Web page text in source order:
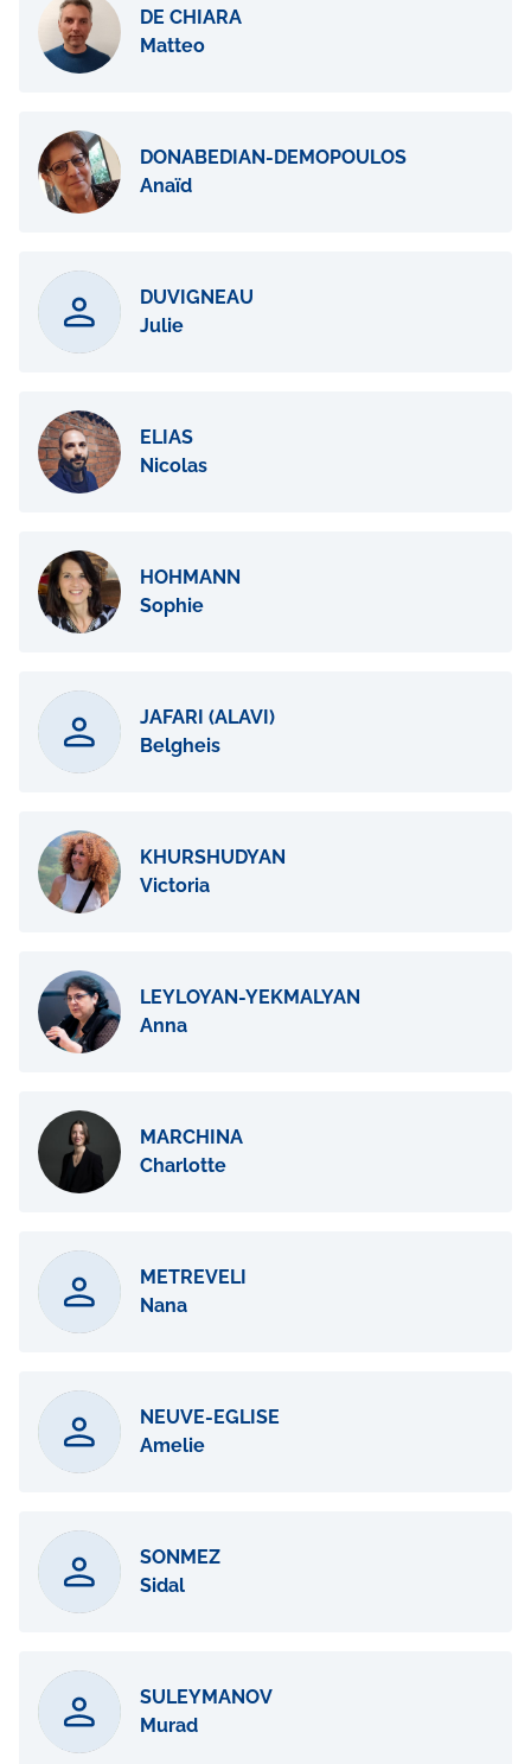
DE CHIARA
Matteo
DONABEDIAN-DEMOPOULOS
Anaïd
DUVIGNEAU
Julie
ELIAS
Nicolas
HOHMANN
Sophie
JAFARI (ALAVI)
Belgheis
KHURSHUDYAN
Victoria
LEYLOYAN-YEKMALYAN
Anna
MARCHINA
Charlotte
METREVELI
Nana
NEUVE-EGLISE
Amelie
SONMEZ
Sidal
SULEYMANOV
Murad